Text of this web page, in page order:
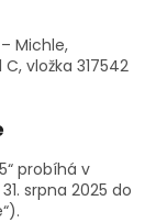
Michle,
vložka 317542
probíhá v
srpna 2025 do